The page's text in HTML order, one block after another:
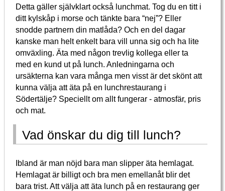
Detta gäller självklart också lunchmat. Tog du en titt i
ditt kylskåp i morse och tänkte bara “nej”? Eller
snodde partnern din matlåda? Och en del dagar
kanske man helt enkelt bara vill unna sig och ha lite
omväxling. Äta med någon trevlig kollega eller ta
med en kund ut på lunch. Anledningarna och
ursäkterna kan vara många men visst är det skönt att
kunna välja att äta på en lunchrestaurang i
Södertälje? Speciellt om allt fungerar - atmosfär, pris
och mat.
Vad önskar du dig till lunch?
Ibland är man nöjd bara man slipper äta hemlagat.
Hemlagat är billigt och bra men emellanåt blir det
bara trist. Att välja att äta lunch på en restaurang ger